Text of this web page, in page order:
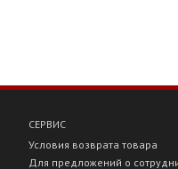
СЕРВИС
Условия возврата товара
Для предложений о